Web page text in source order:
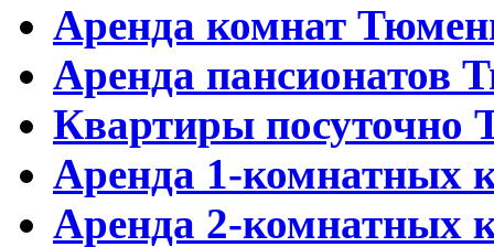
Аренда комнат
Аренда пансионатов
Квартиры посуточно
Аренда 1-комнатных
Аренда 2-комнатных